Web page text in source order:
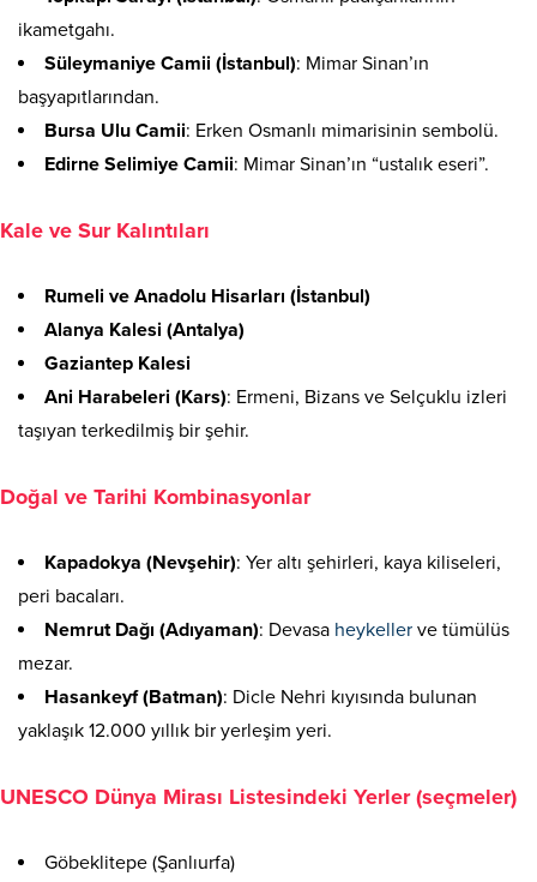
ikametgahı.
Süleymaniye Camii (İstanbul): Mimar Sinan’ın
başyapıtlarından.
Bursa Ulu Camii: Erken Osmanlı mimarisinin sembolü.
Edirne Selimiye Camii: Mimar Sinan’ın “ustalık eseri”.
Kale ve Sur Kalıntıları
Rumeli ve Anadolu Hisarları (İstanbul)
Alanya Kalesi (Antalya)
Gaziantep Kalesi
Ani Harabeleri (Kars): Ermeni, Bizans ve Selçuklu izleri
taşıyan terkedilmiş bir şehir.
Doğal ve Tarihi Kombinasyonlar
Kapadokya (Nevşehir): Yer altı şehirleri, kaya kiliseleri,
peri bacaları.
Nemrut Dağı (Adıyaman): Devasa heykeller ve tümülüs
mezar.
Hasankeyf (Batman): Dicle Nehri kıyısında bulunan
yaklaşık 12.000 yıllık bir yerleşim yeri.
UNESCO Dünya Mirası Listesindeki Yerler (seçmeler)
Göbeklitepe (Şanlıurfa)